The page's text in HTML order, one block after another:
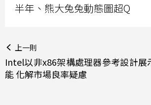
半年、熊大兔兔動態圖超Q
上一則
Intel以非x86架構處理器參考設計展
能 化解市場良率疑慮